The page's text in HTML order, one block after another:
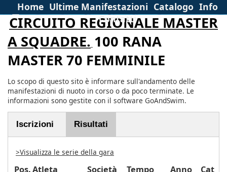
Home Ultime Manifestazioni Catalogo Info
Contatti
CIRCUITO REGIONALE MASTER
A SQUADRE. 100 RANA
MASTER 70 FEMMINILE
Lo scopo di questo sito è informare sull'andamento delle
manifestazioni di nuoto in corso o da poco terminate. Le
informazioni sono gestite con il software GoAndSwim.
Iscrizioni Risultati
>Visualizza le serie della gara
Pos.Atleta Società Tempo Anno Cat